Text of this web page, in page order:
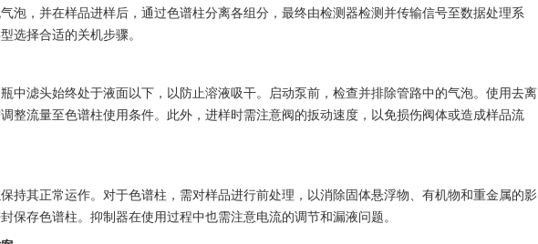
泡，并在样品进样后，通过色谱柱分离各组分，最终由检测器检测并传输信号至数据处理系
选择合适的关机步骤。
中滤头始终处于液面以下，以防止溶液吸干。启动泵前，检查并排除管路中的气泡。使用去离
整流量至色谱柱使用条件。此外，进样时需注意阀的扳动速度，以免损伤阀体或造成样品流
持其正常运作。对于色谱柱，需对样品进行前处理，以消除固体悬浮物、有机物和重金属的影
保存色谱柱。抑制器在使用过程中也需注意电流的调节和漏液问题。